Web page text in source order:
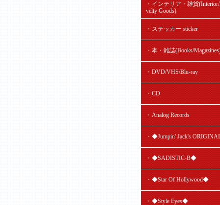
・インテリア・雑貨
velty Goods)
・ステッカー sticker
・本・雑誌(Books/
・DVD/VHS/Blu-ray
・CD
・Analog Records
・◆Jumpin' Jack's
・◆SADISTIC-B◆
・◆Star Of Hollywood◆
・◆Style Eyes◆